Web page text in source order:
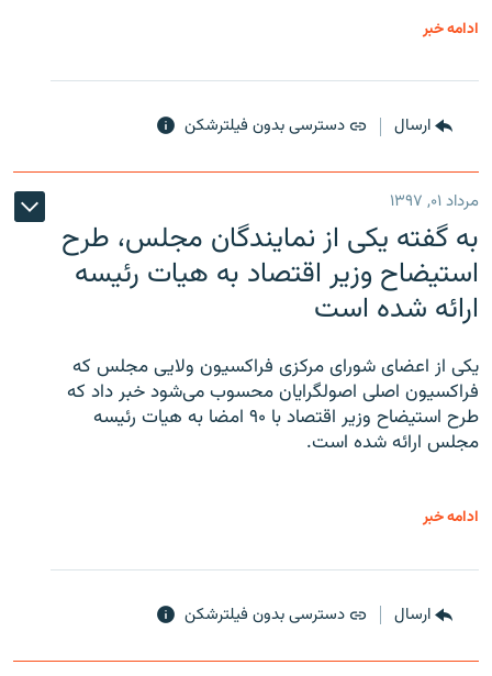
ادامه خبر
ارسال دسترسی بدون فیلترشکن
مرداد ۰۱, ۱۳۹۷
به گفته یکی از نمایندگان مجلس، طرح
استیضاح وزیر اقتصاد به هیات رئیسه
ارائه شده است
یکی از اعضای شورای مرکزی فراکسیون ولایی مجلس که
فراکسیون اصلی اصولگرایان محسوب می‌شود خبر داد که
طرح استیضاح وزیر اقتصاد با ۹۰ امضا به هیات رئیسه
مجلس ارائه شده است.
ادامه خبر
ارسال دسترسی بدون فیلترشکن